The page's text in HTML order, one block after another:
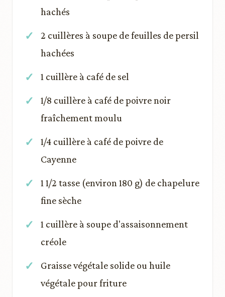
hachés
2 cuillères à soupe de feuilles de persil
hachées
1 cuillère à café de sel
1/8 cuillère à café de poivre noir
fraîchement moulu
1/4 cuillère à café de poivre de
Cayenne
1 1/2 tasse (environ 180 g) de chapelure
fine sèche
1 cuillère à soupe d'assaisonnement
créole
Graisse végétale solide ou huile
végétale pour friture